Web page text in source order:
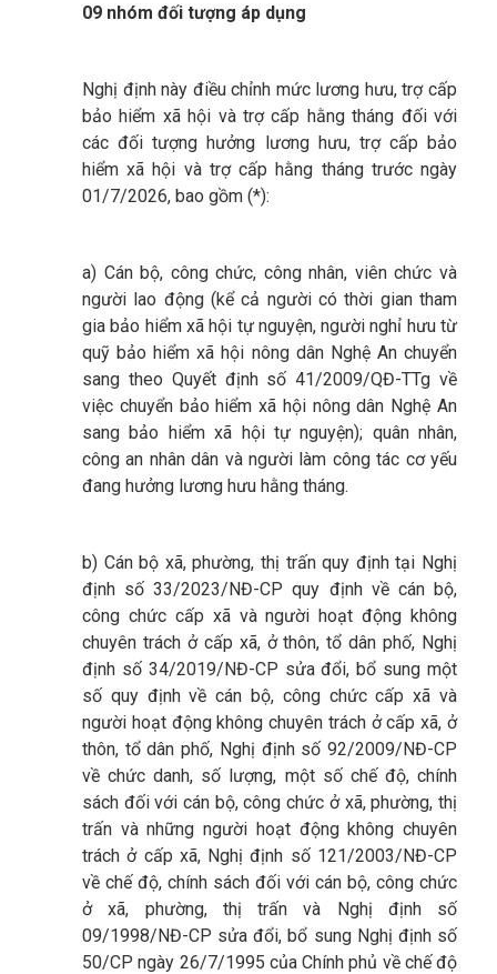
09 nhóm đối tượng áp dụng
Nghị định này điều chỉnh mức lương hưu, trợ cấp
bảo hiểm xã hội và trợ cấp hằng tháng đối với
các đối tượng hưởng lương hưu, trợ cấp bảo
hiểm xã hội và trợ cấp hằng tháng trước ngày
01/7/2026, bao gồm (*):
a) Cán bộ, công chức, công nhân, viên chức và
người lao động (kể cả người có thời gian tham
gia bảo hiểm xã hội tự nguyện, người nghỉ hưu từ
quỹ bảo hiểm xã hội nông dân Nghệ An chuyển
sang theo Quyết định số 41/2009/QĐ-TTg về
việc chuyển bảo hiểm xã hội nông dân Nghệ An
sang bảo hiểm xã hội tự nguyện); quân nhân,
công an nhân dân và người làm công tác cơ yếu
đang hưởng lương hưu hằng tháng.
b) Cán bộ xã, phường, thị trấn quy định tại Nghị
định số 33/2023/NĐ-CP quy định về cán bộ,
công chức cấp xã và người hoạt động không
chuyên trách ở cấp xã, ở thôn, tổ dân phố, Nghị
định số 34/2019/NĐ-CP sửa đổi, bổ sung một
số quy định về cán bộ, công chức cấp xã và
người hoạt động không chuyên trách ở cấp xã, ở
thôn, tổ dân phố, Nghị định số 92/2009/NĐ-CP
về chức danh, số lượng, một số chế độ, chính
sách đối với cán bộ, công chức ở xã, phường, thị
trấn và những người hoạt động không chuyên
trách ở cấp xã, Nghị định số 121/2003/NĐ-CP
về chế độ, chính sách đối với cán bộ, công chức
ở xã, phường, thị trấn và Nghị định số
09/1998/NĐ-CP sửa đổi, bổ sung Nghị định số
50/CP ngày 26/7/1995 của Chính phủ về chế độ